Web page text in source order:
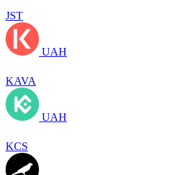
JST
UAH
KAVA
UAH
KCS